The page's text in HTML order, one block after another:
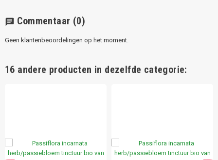
chat Commentaar (0)
Geen klantenbeoordelingen op het moment.
16 andere producten in dezelfde categorie: